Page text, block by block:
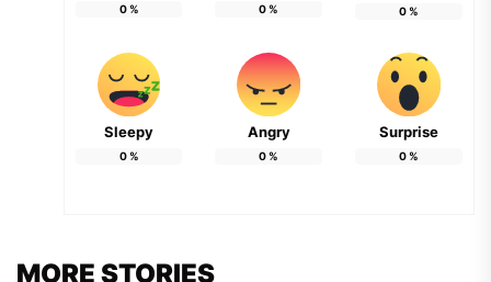
0% 0% 0%
Sleepy
0%
Angry
0%
Surprise
0%
MORE STORIES